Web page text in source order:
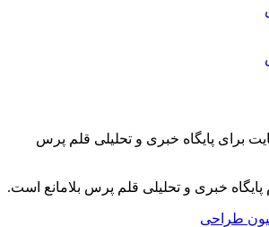
برای پایگاه خبری و تحلیلی قلم پرس
خبری و تحلیلی قلم پرس بلامانع است.
طراحی